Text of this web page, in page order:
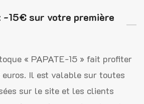
-15€ sur votre première
« PAPATE-15 » fait profiter
euros. Il est valable sur toutes
sur le site et les clients